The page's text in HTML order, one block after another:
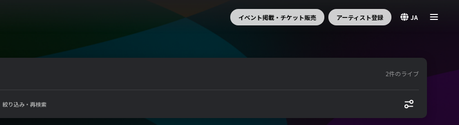
イベント掲載・チケット販売 アーティスト登録 JA
2件のライブ
絞り込み・再検索